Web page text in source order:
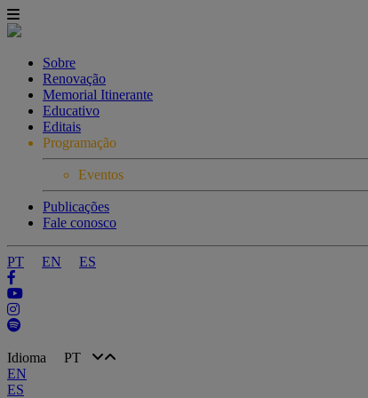
Sobre
Renovação
Memorial Itinerante
Educativo
Editais
Programação
Eventos
Publicações
Fale conosco
PT EN ES
Idioma PT
EN
ES